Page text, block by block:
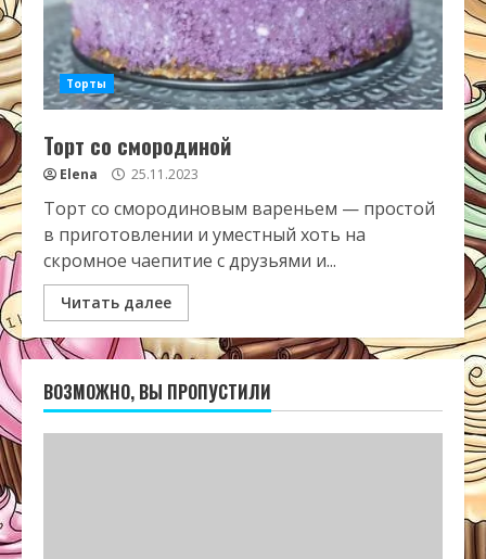
Торты
Торт со смородиной
Elena 25.11.2023
Торт со смородиновым вареньем — простой
в приготовлении и уместный хоть на
скромное чаепитие с друзьями и...
Читать далее
ВОЗМОЖНО, ВЫ ПРОПУСТИЛИ